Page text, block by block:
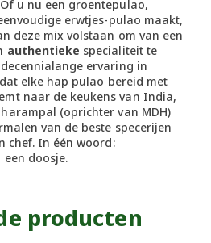
u nu een groentepulao,
erwtjes-pulao maakt,
deze mix volstaan om van een
authentieke specialiteit te
ervaring in
elke hap pulao bereid met
naar de keukens van India,
(oprichter van MDH)
van de beste specerijen
chef. In één woord:
een doosje.
producten